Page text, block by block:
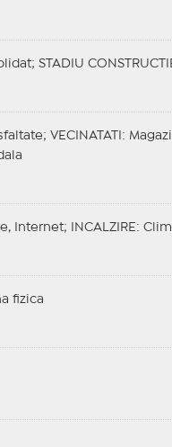
STADIU
VECINATATI
:
Internet; INCALZIRE :
fizica